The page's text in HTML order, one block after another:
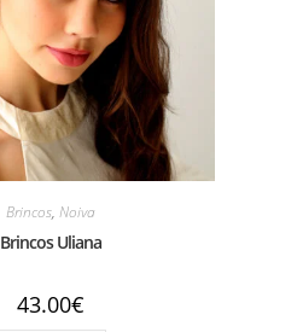
Brincos, Noiva
Brincos Uliana
43.00€